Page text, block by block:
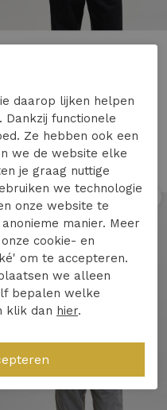
24,99
daarop lijken helpen
functionele
Ze hebben ook een
we de website elke
je graag nuttige
we technologie
onze website te
manier. Meer
cookie- en
om te accepteren.
we alleen
bepalen welke
klik dan hier.